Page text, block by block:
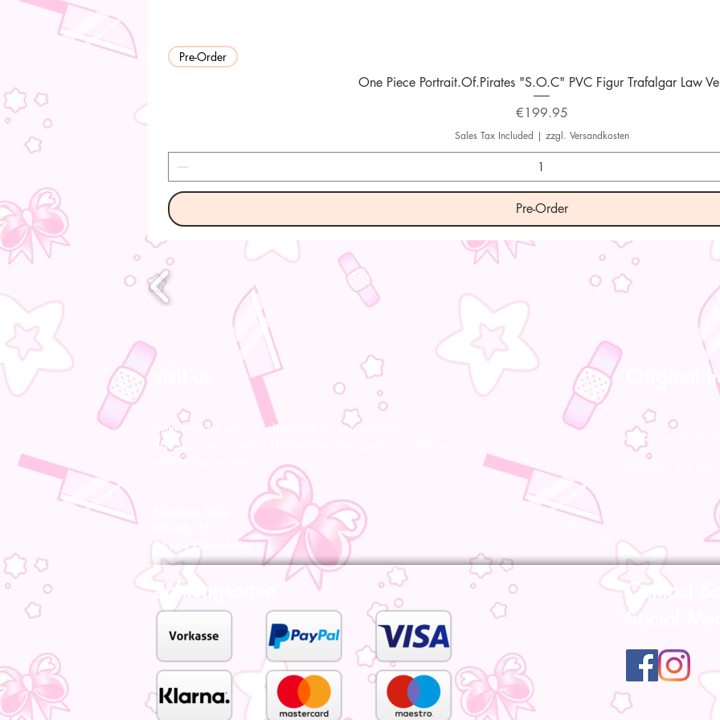
Pre-Order
One Piece Portrait.Of.Pirates "S.O.C" PVC Figur Trafalgar Law
Price
€199.95
Sales Tax Included | zzgl. Versandkosten
Pre-Order
From now on we are also there for you locally!
Visit us in our store in Hildesheim, our specialist staff will
advise you on site.
Original
All our products
Bootsleg are not
31134 Hildesheim
Zahlungsarten
Contact
Social